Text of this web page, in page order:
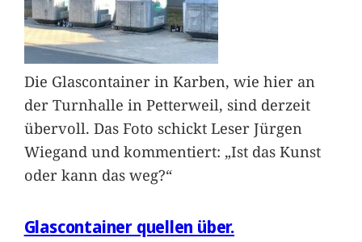
Die Glascontainer in Karben, wie hier an
der Turnhalle in Petterweil, sind derzeit
übervoll. Das Foto schickt Leser Jürgen
Wiegand und kommentiert: „Ist das Kunst
oder kann das weg?“
Glascontainer quellen über.